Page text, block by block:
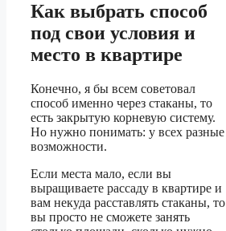
Как выбрать способ
под свои условия и
место в квартире
Конечно, я бы всем советовал
способ именно через стаканы, то
есть закрытую корневую систему.
Но нужно понимать: у всех разные
возможности.
Если места мало, если вы
выращиваете рассаду в квартире и
вам некуда расставлять стаканы, то
вы просто не сможете занять